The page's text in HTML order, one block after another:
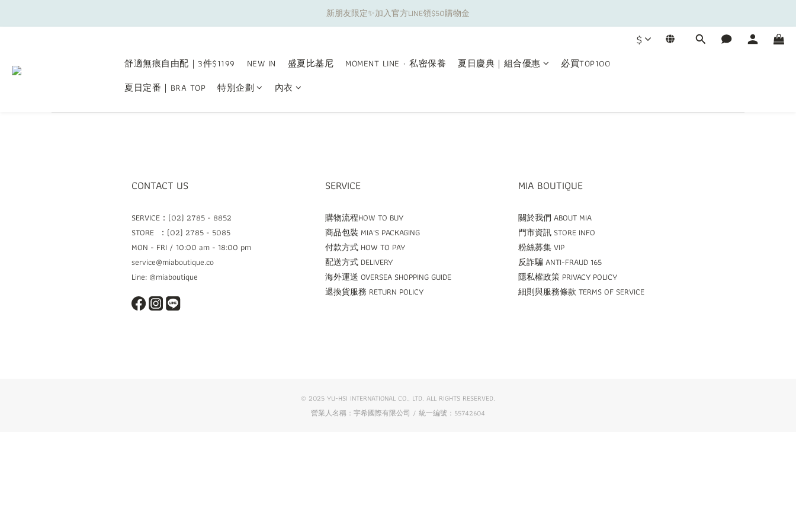
夏日舒適無痕｜3件$1199自由配專區
新朋友限定✨加入官方LINE領$50購物金
$
舒適無痕自由配｜3件$1199 NEW IN 盛夏比基尼 MOMENT LINE · 私密保養 夏日慶典｜組合優惠
必買TOP100
夏日定番｜BRA TOP
特別企劃 內衣
CONTACT US
SERVICE：(02) 2785 - 8852
STORE ：(02) 2785 - 5085
MON - FRI / 10:00 am - 18:00 pm
service@miaboutique.co
Line: @miaboutique
SERVICE
購物流程HOW TO BUY
商品包裝 MIA'S PACKAGING
付款方式 HOW TO PAY
配送方式 DELIVERY
海外運送 OVERSEA SHOPPING GUIDE
退換貨服務 RETURN POLICY
MIA BOUTIQUE
關於我們 ABOUT MIA
門市資訊 STORE INFO
粉絲募集 VIP
反詐騙 ANTI-FRAUD 165
隱私權政策 PRIVACY POLICY
細則與服務條款 TERMS OF SERVICE
© 2025 YU-HSI INTERNATIONAL CO., LTD. ALL RIGHTS RESERVED.
營業人名稱：宇希國際有限公司 / 統一編號：55742604